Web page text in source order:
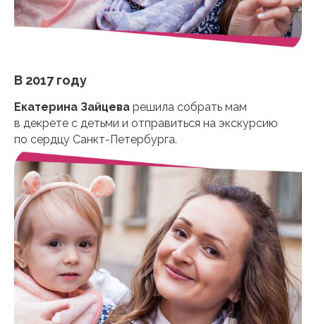
В 2017 году
Екатерина Зайцева решила собрать мам
в декрете с детьми и отправиться на экскурсию
по сердцу Санкт-Петербурга.